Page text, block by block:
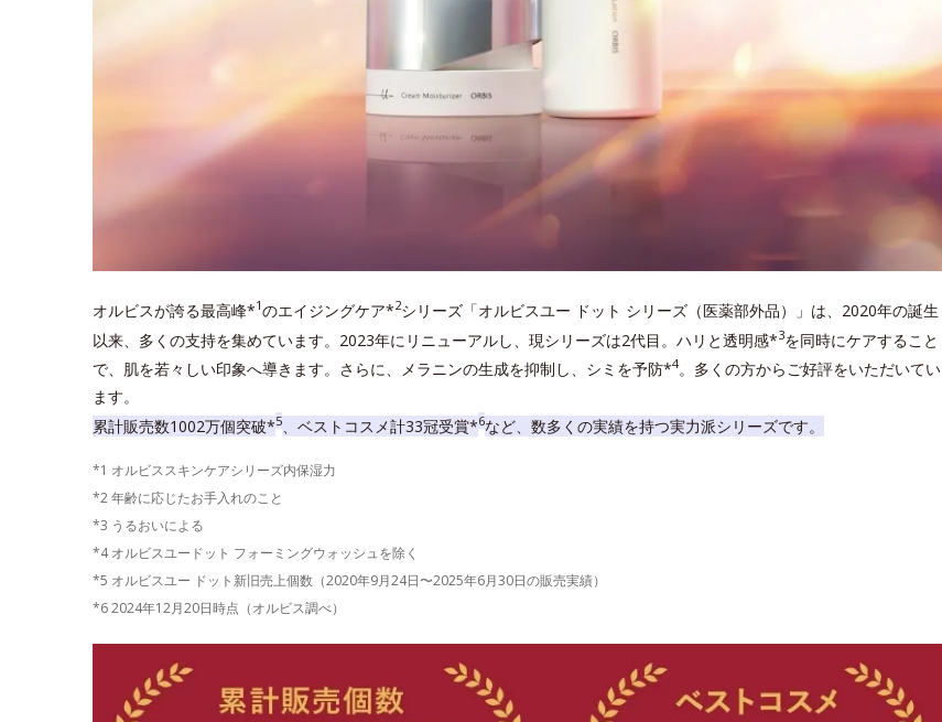
オルビスが誇る最高峰*1のエイジングケア*2シリーズ「オルビスユー ドット シリーズ（医薬部外品）」は、2020年の誕生
以来、多くの支持を集めています。2023年にリニューアルし、現シリーズは2代目。ハリと透明感*3を同時にケアすること
で、肌を若々しい印象へ導きます。さらに、メラニンの生成を抑制し、シミを予防*4。多くの方からご好評をいただいてい
ます。
累計販売数1002万個突破*5 、ベストコスメ計33冠受賞*6など、数多くの実績を持つ実力派シリーズです。
*1 オルビススキンケアシリーズ内保湿力
*2 年齢に応じたお手入れのこと
*3 うるおいによる
*4 オルビスユードット フォーミングウォッシュを除く
*5 オルビスユー ドット新旧売上個数（2020年9月24日〜2025年6月30日の販売実績）
*6 2024年12月20日時点（オルビス調べ）